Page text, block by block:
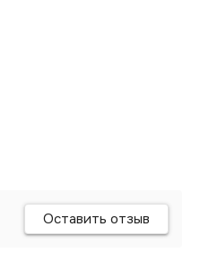
Оставить отзыв